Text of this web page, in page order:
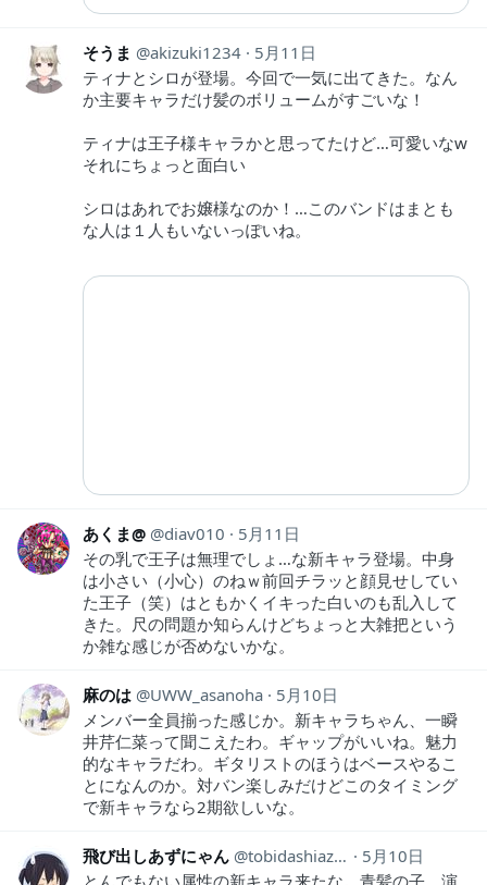
そうま akizuki1234
5月11日
ティナとシロが登場。今回で一気に出てきた。なん
か主要キャラだけ髪のボリュームがすごいな！
ティナは王子様キャラかと思ってたけど…可愛いなw
それにちょっと面白い
シロはあれでお嬢様なのか！…このバンドはまとも
な人は１人もいないっぽいね。
あくま@ diav010
5月11日
その乳で王子は無理でしょ…な新キャラ登場。中身
は小さい（小心）のねｗ前回チラッと顔見せしてい
た王子（笑）はともかくイキった白いのも乱入して
きた。尺の問題か知らんけどちょっと大雑把という
か雑な感じが否めないかな。
麻のは UWW_asanoha
5月10日
メンバー全員揃った感じか。新キャラちゃん、一瞬
井芹仁菜って聞こえたわ。ギャップがいいね。魅力
的なキャラだわ。ギタリストのほうはベースやるこ
とになんのか。対バン楽しみだけどこのタイミング
で新キャラなら2期欲しいな。
飛び出しあずにゃん tobidashiazunya
5月10日
とんでもない属性の新キャラ来たな。青髪の子、演